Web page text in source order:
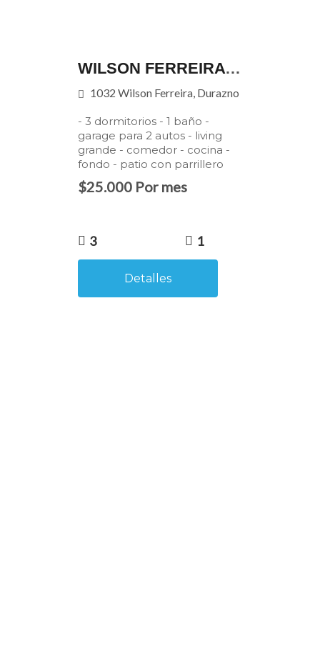
WILSON FERREIRA 1032
1032 Wilson Ferreira, Durazno
- 3 dormitorios - 1 baño -
garage para 2 autos - living
grande - comedor - cocina -
fondo - patio con parrillero
$25.000 Por mes
3 1
Detalles